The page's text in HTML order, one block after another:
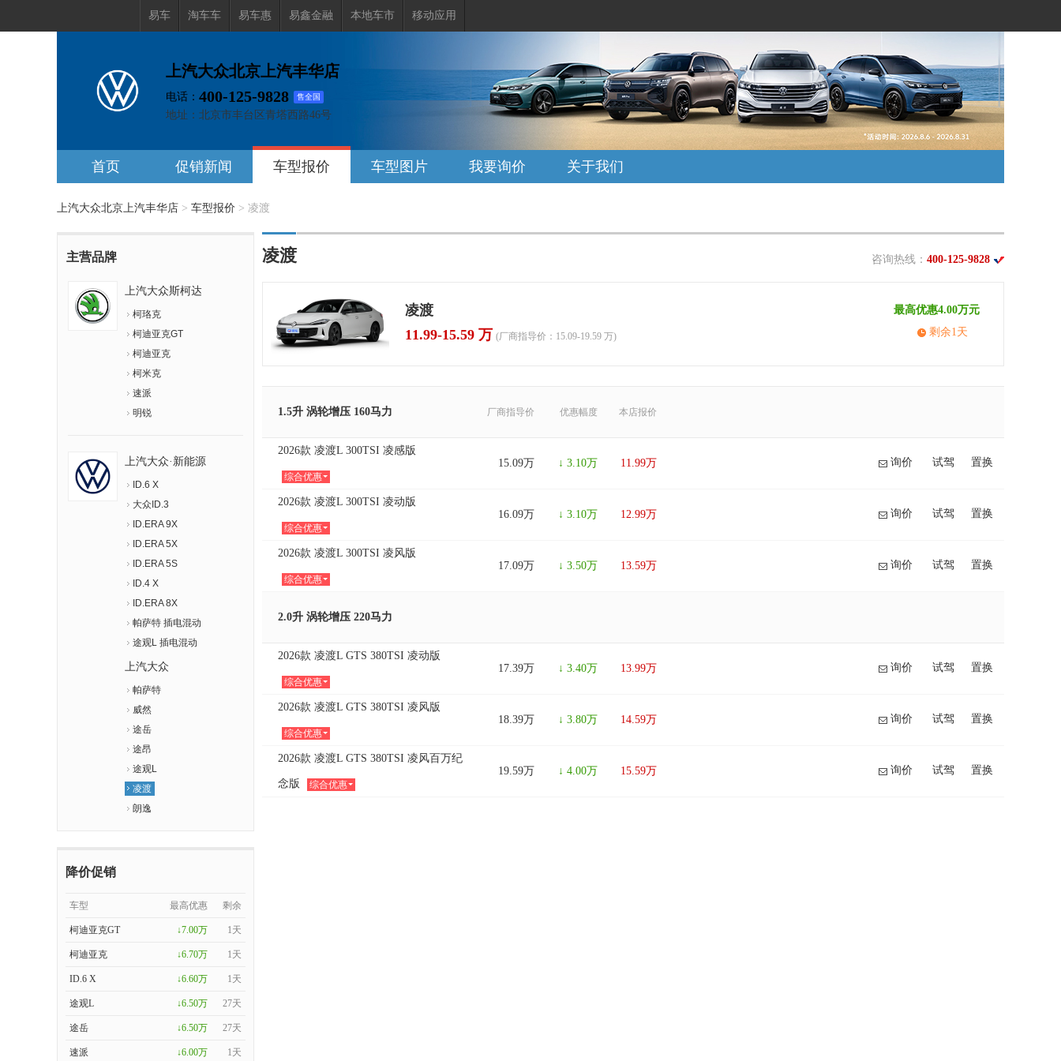
易车 淘车车 易车惠 易鑫金融 本地车市 移动应用
上汽大众北京上汽丰华店
电话： 400-125-9828 售全国
地址： 北京市丰台区青塔西路46号
首页 促销新闻 车型报价 车型图片 我要询价 关于我们
上汽大众北京上汽丰华店 > 车型报价 > 凌渡
主营品牌
上汽大众斯柯达
柯珞克
柯迪亚克GT
柯迪亚克
柯米克
速派
明锐
上汽大众·新能源
ID.6 X
大众ID.3
ID.ERA 9X
ID.ERA 5X
ID.ERA 5S
ID.4 X
ID.ERA 8X
帕萨特 插电混动
途观L 插电混动
上汽大众
帕萨特
威然
途岳
途昂
途观L
凌渡
朗逸
降价促销
车型 最高优惠 剩余
柯迪亚克GT ↓7.00万 1天
柯迪亚克 ↓6.70万 1天
ID.6 X ↓6.60万 1天
途观L ↓6.50万 27天
途岳 ↓6.50万 27天
速派 ↓6.00万 1天
凌渡 咨询热线： 400-125-9828
凌渡
11.99-15.59 万 (厂商指导价：15.09-19.59 万)
最高优惠4.00万元
剩余1天
1.5升 涡轮增压 160马力 厂商指导价 优惠幅度 本店报价
2026款 凌渡L 300TSI 凌感版
综合优惠
15.09万 ↓ 3.10万 11.99万 询价 试驾 置换
2026款 凌渡L 300TSI 凌动版
综合优惠
16.09万 ↓ 3.10万 12.99万 询价 试驾 置换
2026款 凌渡L 300TSI 凌风版
综合优惠
17.09万 ↓ 3.50万 13.59万 询价 试驾 置换
2.0升 涡轮增压 220马力
2026款 凌渡L GTS 380TSI 凌动版
综合优惠
17.39万 ↓ 3.40万 13.99万 询价 试驾 置换
2026款 凌渡L GTS 380TSI 凌风版
综合优惠
18.39万 ↓ 3.80万 14.59万 询价 试驾 置换
2026款 凌渡L GTS 380TSI 凌风百万纪
念版 综合优惠
19.59万 ↓ 4.00万 15.59万 询价 试驾 置换